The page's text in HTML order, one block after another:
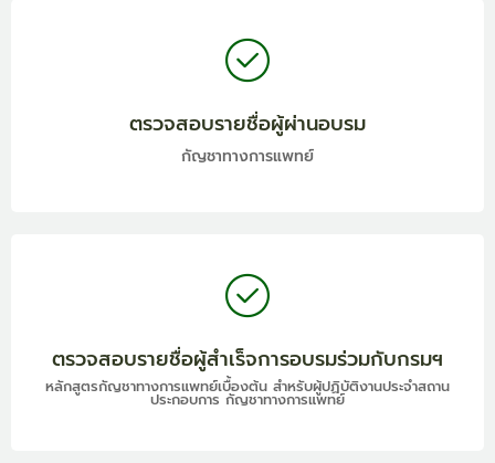
ตรวจสอบรายชื่อผู้ผ่านอบรม
กัญชาทางการแพทย์
ตรวจสอบรายชื่อผู้สำเร็จการอบรมร่วมกับกรมฯ
หลักสูตรกัญชาทางการแพทย์เบื้องต้น สำหรับผู้ปฏิบัติงานประจำสถาน
ประกอบการ กัญชาทางการแพทย์